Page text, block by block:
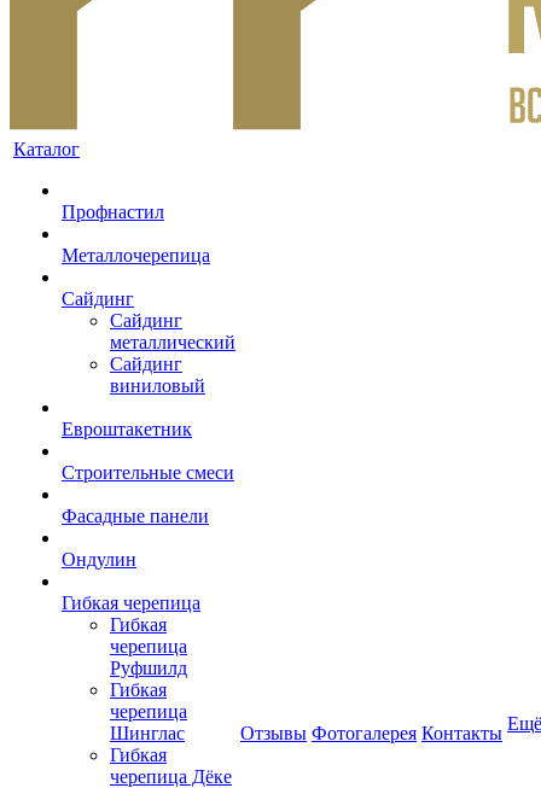
Каталог
Профнастил
Металлочерепица
Сайдинг
Сайдинг
металлический
Сайдинг
виниловый
Евроштакетник
Строительные смеси
Фасадные панели
Ондулин
Гибкая черепица
Гибкая
черепица
Руфшилд
Гибкая
черепица
Шинглас
Гибкая
черепица Дёке
Отзывы Фотогалерея Контакты Ещё